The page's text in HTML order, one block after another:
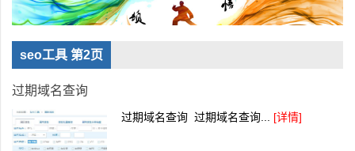
seo工具 第2页
过期域名查询
过期域名查询 过期域名查询... [详情]